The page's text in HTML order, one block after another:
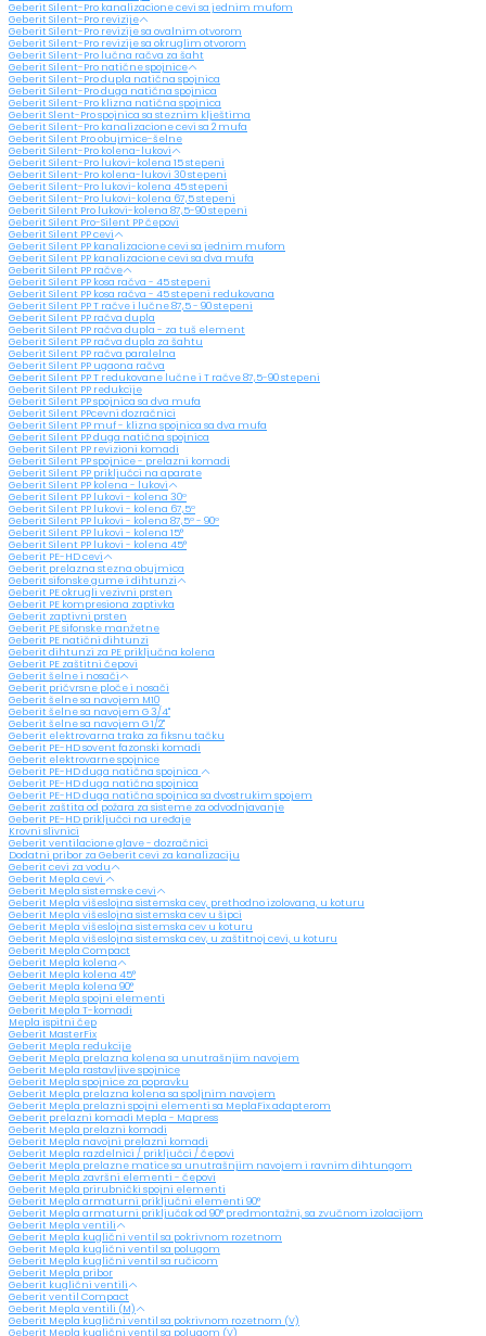
Geberit Silent-Pro kanalizacione cevi sa jednim mufom
Geberit Silent-Pro revizije
Geberit Silent-Pro revizije sa ovalnim otvorom
Geberit Silent-Pro revizije sa okruglim otvorom
Geberit Silent-Pro lučna račva za šaht
Geberit Silent-Pro natične spojnice
Geberit Silent-Pro dupla natična spojnica
Geberit Silent-Pro duga natična spojnica
Geberit Silent-Pro klizna natična spojnica
Geberit Slent-Pro spojnica sa steznim klještima
Geberit Silent-Pro kanalizacione cevi sa 2 mufa
Geberit Silent Pro obujmice-šelne
Geberit Silent-Pro kolena-lukovi
Geberit Silent-Pro lukovi-kolena 15 stepeni
Geberit Silent-Pro kolena-lukovi 30 stepeni
Geberit Silent-Pro lukovi-kolena 45 stepeni
Geberit Silent-Pro lukovi-kolena 67,5 stepeni
Geberit Silent Pro lukovi-kolena 87,5-90 stepeni
Geberit Silent Pro-Silent PP čepovi
Geberit Silent PP cevi
Geberit Silent PP kanalizacione cevi sa jednim mufom
Geberit Silent PP kanalizacione cevi sa dva mufa
Geberit Silent PP račve
Geberit Silent PP kosa račva - 45 stepeni
Geberit Silent PP kosa račva - 45 stepeni redukovana
Geberit Silent PP T račve i lučne 87,5 - 90 stepeni
Geberit Silent PP račva dupla
Geberit Silent PP račva dupla - za tuš element
Geberit Silent PP račva dupla za šahtu
Geberit Silent PP račva paralelna
Geberit Silent PP ugaona račva
Geberit Silent PP T redukovane lučne i T račve 87,5-90 stepeni
Geberit Silent PP redukcije
Geberit Silent PP spojnica sa dva mufa
Geberit Silent PPcevni dozračnici
Geberit Silent PP muf - klizna spojnica sa dva mufa
Geberit Silent PP duga natična spojnica
Geberit Silent PP revizioni komadi
Geberit Silent PP spojnice - prelazni komadi
Geberit Silent PP priključci na aparate
Geberit Silent PP kolena - lukovi
Geberit Silent PP lukovi - kolena 30º
Geberit Silent PP lukovi - kolena 67,5º
Geberit Silent PP lukovi - kolena 87,5º - 90º
Geberit Silent PP lukovi - kolena 15°
Geberit Silent PP lukovi - kolena 45°
Geberit PE-HD cevi
Geberit prelazna stezna obujmica
Geberit sifonske gume i dihtunzi
Geberit PE okrugli vezivni prsten
Geberit PE kompresiona zaptivka
Geberit zaptivni prsten
Geberit PE sifonske manžetne
Geberit PE natični dihtunzi
Geberit dihtunzi za PE priključna kolena
Geberit PE zaštitni čepovi
Geberit šelne i nosači
Geberit pričvrsne ploče i nosači
Geberit šelne sa navojem M10
Geberit šelne sa navojem G 3/4"
Geberit šelne sa navojem G 1/2"
Geberit elektrovarna traka za fiksnu tačku
Geberit PE-HD sovent fazonski komadi
Geberit elektrovarne spojnice
Geberit PE-HD duga natična spojnica
Geberit PE-HD duga natična spojnica
Geberit PE-HD duga natična spojnica sa dvostrukim spojem
Geberit zaštita od požara za sisteme za odvodnjavanje
Geberit PE-HD priključci na uređaje
Krovni slivnici
Geberit ventilacione glave - dozračnici
Dodatni pribor za Geberit cevi za kanalizaciju
Geberit cevi za vodu
Geberit Mepla cevi
Geberit Mepla sistemske cevi
Geberit Mepla višeslojna sistemska cev, prethodno izolovana, u koturu
Geberit Mepla višeslojna sistemska cev u šipci
Geberit Mepla višeslojna sistemska cev u koturu
Geberit Mepla višeslojna sistemska cev, u zaštitnoj cevi, u koturu
Geberit Mepla Compact
Geberit Mepla kolena
Geberit Mepla kolena 45°
Geberit Mepla kolena 90°
Geberit Mepla spojni elementi
Geberit Mepla T-komadi
Mepla ispitni čep
Geberit MasterFix
Geberit Mepla redukcije
Geberit Mepla prelazna kolena sa unutrašnjim navojem
Geberit Mepla rastavljive spojnice
Geberit Mepla spojnice za popravku
Geberit Mepla prelazna kolena sa spoljnim navojem
Geberit Mepla prelazni spojni elementi sa MeplaFix adapterom
Geberit prelazni komadi Mepla - Mapress
Geberit Mepla prelazni komadi
Geberit Mepla navojni prelazni komadi
Geberit Mepla razdelnici / priključci / čepovi
Geberit Mepla prelazne matice sa unutrašnjim navojem i ravnim dihtungom
Geberit Mepla završni elementi - čepovi
Geberit Mepla prirubnički spojni elementi
Geberit Mepla armaturni priključni elementi 90°
Geberit Mepla armaturni priključak od 90° predmontažni, sa zvučnom izolacijom
Geberit Mepla ventili
Geberit Mepla kuglični ventil sa pokrivnom rozetnom
Geberit Mepla kuglični ventil sa polugom
Geberit Mepla kuglični ventil sa ručicom
Geberit Mepla pribor
Geberit kuglični ventili
Geberit ventil Compact
Geberit Mepla ventili (M)
Geberit Mepla kuglični ventil sa pokrivnom rozetnom (V)
Geberit Mepla kuglični ventil sa polugom (V)